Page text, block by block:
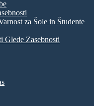
za Šole in Študente
Glede Zasebnosti